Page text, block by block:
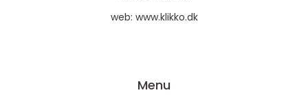
web: www.klikko.dk
Menu